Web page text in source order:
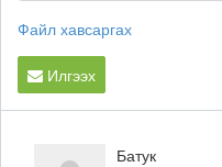
Файл хавсаргах
Илгээх
Батук